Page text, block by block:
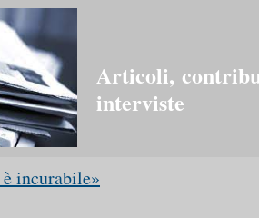
Articoli,
interviste
incurabile»